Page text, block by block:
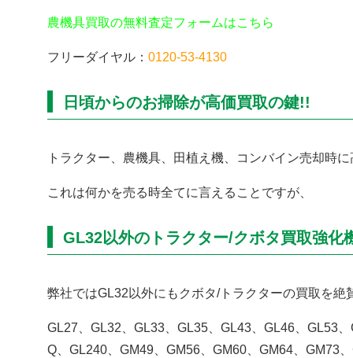
農機具買取の無料査定フォームはこちら
フリーダイヤル： 0120-53-4130
日頃からのお掃除が高価買取の鍵!!
トラクター、農機具、田植え機、コンバイン売却時
これは何かを売る時全てに言えることですが、
GL32以外のトラクター/クボタ買取強化
弊社ではGL32以外にもクボタ/トラクターの買取を絶
GL27、GL32、GL33、GL35、GL43、GL46、GL53
Q、GL240、GM49、GM56、GM60、GM64、GM73